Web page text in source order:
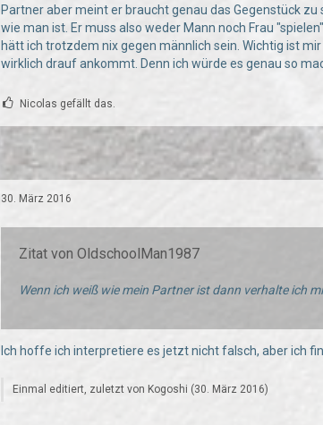
Partner aber meint er braucht genau das Gegenstück
wie man ist. Er muss also weder Mann noch Frau
hätt ich trotzdem nix gegen männlich sein. Wichtig ist
wirklich drauf ankommt. Denn ich würde es genau so
Nicolas gefällt das.
30. März 2016
Zitat von OldschoolMan1987
Wenn ich weiß wie mein Partner ist dann verhalte ich
Ich hoffe ich interpretiere es jetzt nicht falsch, aber ich
Einmal editiert, zuletzt von Kogoshi (30. März 2016)